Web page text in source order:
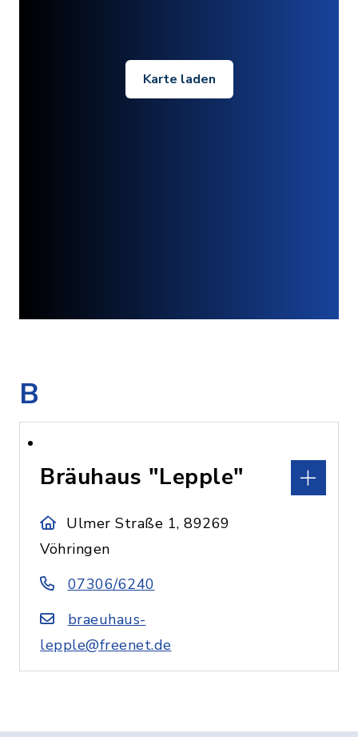
Karte laden
B
Bräuhaus "Lepple"
Ulmer Straße 1, 89269
Vöhringen
07306/6240
braeuhaus-
lepple@freenet.de